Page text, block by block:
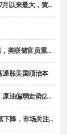
投机性净多头头寸减少
派立场推动美元回升
通胀美国须治本
势(20221128收评)
新一轮产能政策